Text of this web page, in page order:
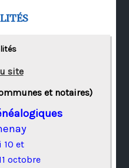
site
et notaires)
10 et
octobre